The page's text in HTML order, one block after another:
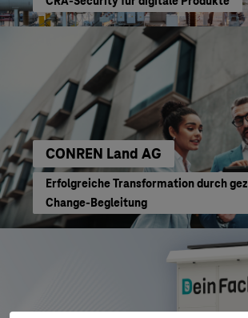
CONREN Land AG
Erfolgreiche Transformation durch
Change-Begleitung